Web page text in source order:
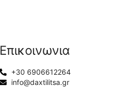
Επικοινωνια
+30 6906612264
info@daxtilitsa.gr